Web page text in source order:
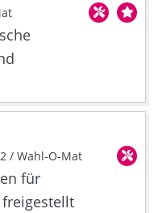
/ Wahl-O-Mat
für